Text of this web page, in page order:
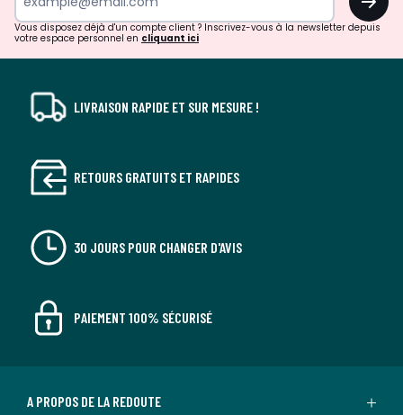
Vous disposez déjà d'un compte client ? Inscrivez-vous à la newsletter depuis
votre espace personnel en cliquant ici
LIVRAISON RAPIDE ET SUR MESURE !
RETOURS GRATUITS ET RAPIDES
30 JOURS POUR CHANGER D'AVIS
PAIEMENT 100% SÉCURISÉ
A PROPOS DE LA REDOUTE